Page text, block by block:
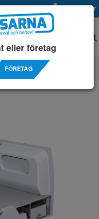
Mina sidor
L1H1
eller företag
FÖRETAG